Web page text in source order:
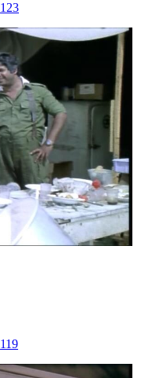
123
119